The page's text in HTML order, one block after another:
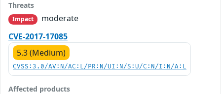
Threats
Impact
moderate
CVE-2017-17085
5.3 (Medium)
CVSS:3.0/AV:N/AC:L/PR:N/UI:N/S:U/C:N/I:N/A:L
Affected products